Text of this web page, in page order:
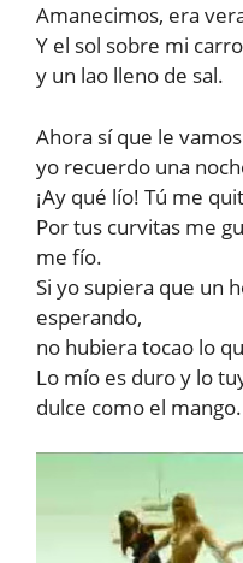
Amanecimos, era
Y el sol sobre mi
y un lao lleno de sal.
Ahora sí que le
yo recuerdo una
¡Ay qué lío! Tú me
Por tus curvitas me
me fío.
Si yo supiera que un
esperando,
no hubiera tocao lo
Lo mío es duro y lo
dulce como el mango.